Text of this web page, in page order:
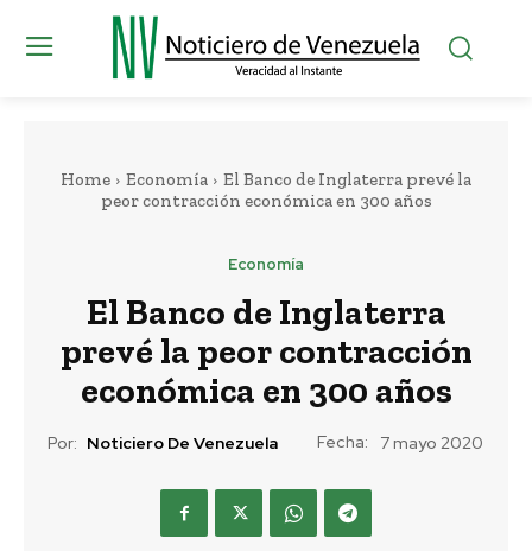
Home Economía
El Banco de Inglaterra prevé la
peor contracción económica en 300 años
Economía
El Banco de Inglaterra
prevé la peor contracción
económica en 300 años
Por: Noticiero De Venezuela Fecha: 7 mayo 2020